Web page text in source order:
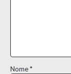
Nome*